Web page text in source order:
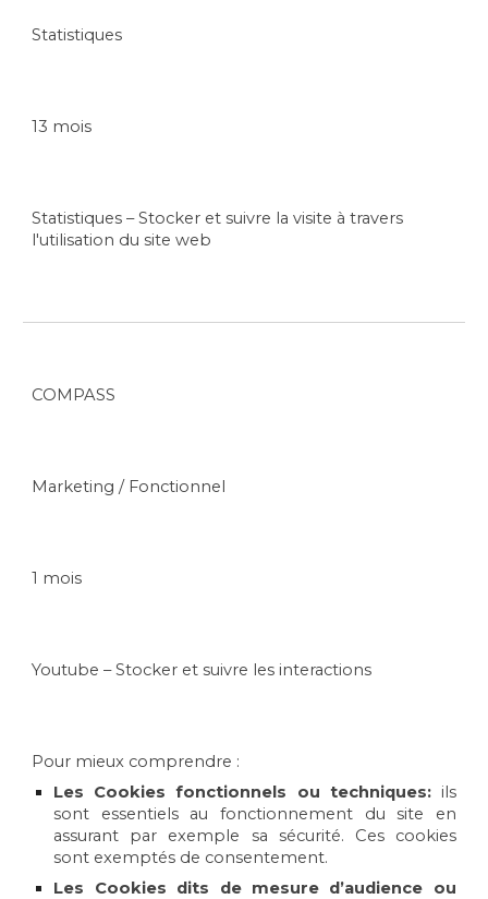
Statistiques
13 mois
Statistiques – Stocker et suivre la visite à travers
l'utilisation du site web
COMPASS
Marketing / Fonctionnel
1 mois
Youtube – Stocker et suivre les interactions
Pour mieux comprendre :
Les Cookies fonctionnels ou techniques:ils
sont essentiels au fonctionnement du site en
assurant par exemple sa sécurité. Ces cookies
sont exemptés de consentement.
Les Cookies dits de mesure d’audience ou